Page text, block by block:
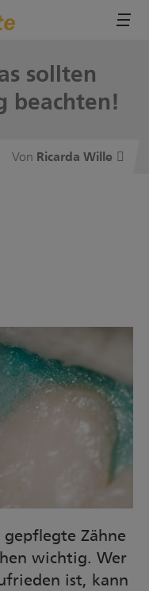
sollten
beachten!
Ricarda Wille
Zähne
wichtig. Wer
ist, kann